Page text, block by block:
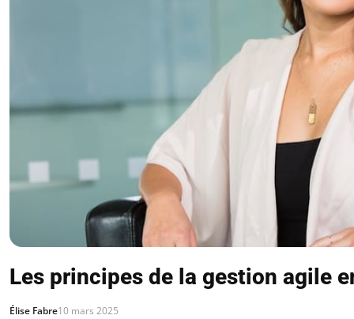
Les principes de la gestion agile
Élise Fabre10 mars 2025